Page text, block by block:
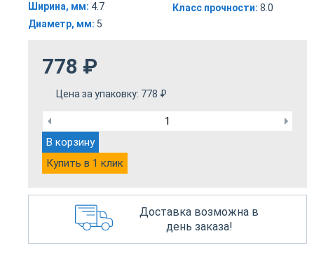
Ширина, мм: 4.7
Диаметр, мм: 5
Класс прочности: 8.0
778 ₽
Цена за упаковку: 778 ₽
В корзину
Купить в 1 клик
Доставка возможна в
день заказа!